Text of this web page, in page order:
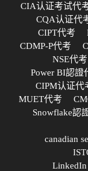
CIA认证考试代
CQA认证代
CIPT代考
CDMP-P代考
NSE代考
Power BI認證
CIPM认证代
MUET代考
Snowflake認
canadian